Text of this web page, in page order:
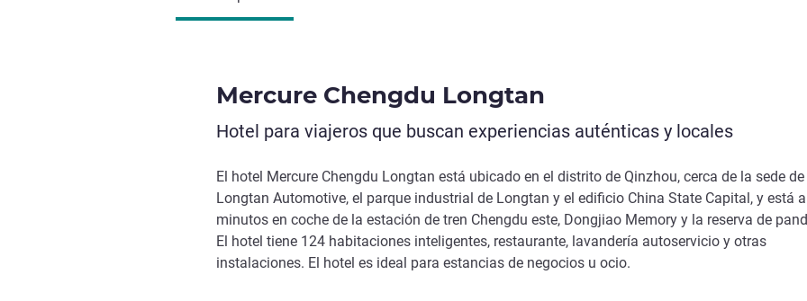
Mercure Chengdu Longtan
Hotel para viajeros que buscan experiencias auténticas y locales
El hotel Mercure Chengdu Longtan está ubicado en el distrito de Qinzhou, cerca de la sede de
Longtan Automotive, el parque industrial de Longtan y el edificio China State Capital, y está
minutos en coche de la estación de tren Chengdu este, Dongjiao Memory y la reserva de
El hotel tiene 124 habitaciones inteligentes, restaurante, lavandería autoservicio y otras
instalaciones. El hotel es ideal para estancias de negocios u ocio.